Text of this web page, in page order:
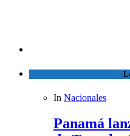
In Nacionales
Panamá